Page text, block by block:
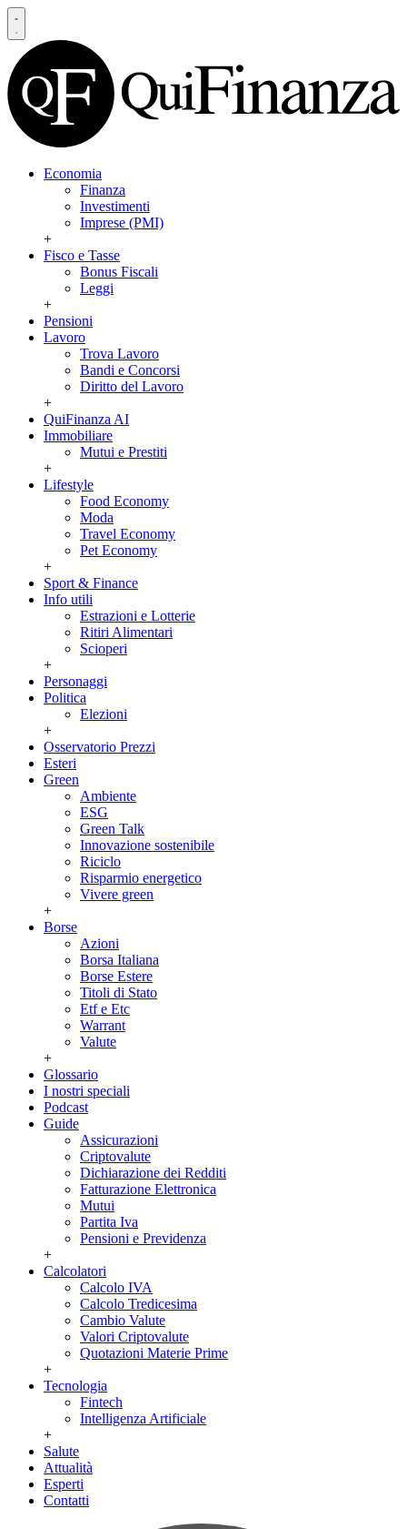
Economia
Finanza
Investimenti
Imprese (PMI)
+
Fisco e Tasse
Bonus Fiscali
Leggi
+
Pensioni
Lavoro
Trova Lavoro
Bandi e Concorsi
Diritto del Lavoro
+
QuiFinanza AI
Immobiliare
Mutui e Prestiti
+
Lifestyle
Food Economy
Moda
Travel Economy
Pet Economy
+
Sport & Finance
Info utili
Estrazioni e Lotterie
Ritiri Alimentari
Scioperi
+
Personaggi
Politica
Elezioni
+
Osservatorio Prezzi
Esteri
Green
Ambiente
ESG
Green Talk
Innovazione sostenibile
Riciclo
Risparmio energetico
Vivere green
+
Borse
Azioni
Borsa Italiana
Borse Estere
Titoli di Stato
Etf e Etc
Warrant
Valute
+
Glossario
I nostri speciali
Podcast
Guide
Assicurazioni
Criptovalute
Dichiarazione dei Redditi
Fatturazione Elettronica
Mutui
Partita Iva
Pensioni e Previdenza
+
Calcolatori
Calcolo IVA
Calcolo Tredicesima
Cambio Valute
Valori Criptovalute
Quotazioni Materie Prime
+
Tecnologia
Fintech
Intelligenza Artificiale
+
Salute
Attualità
Esperti
Contatti